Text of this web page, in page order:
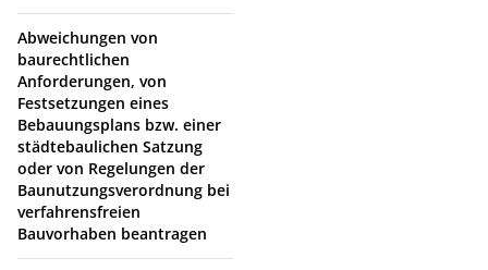
Abweichungen von
baurechtlichen
Anforderungen, von
Festsetzungen eines
Bebauungsplans bzw. einer
städtebaulichen Satzung
oder von Regelungen der
Baunutzungsverordnung bei
verfahrensfreien
Bauvorhaben beantragen